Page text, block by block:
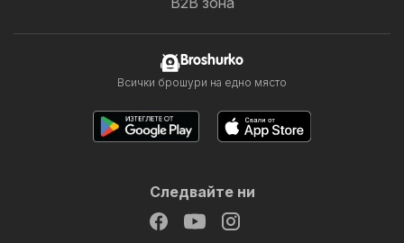
Broshurko
Всички брошури на едно място
Следвайте ни